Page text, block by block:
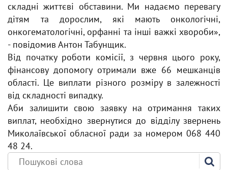
складні життєві обставини. Ми надаємо перевагу
дітям та дорослим, які мають онкологічні,
онкогематологічні, орфанні та інші важкі хвороби»,
- повідомив Антон Табунщик.
Від початку роботи комісії, з червня цього року,
фінансову допомогу отримали вже 66 мешканців
області. Це виплати різного розміру в залежності
від складності випадку.
Аби залишити свою заявку на отримання таких
виплат, необхідно звернутися до відділу звернень
Миколаївської обласної ради за номером 068 440
48 24.